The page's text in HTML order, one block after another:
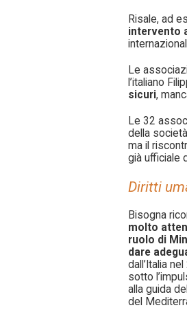
Risale, ad
intervento
Le
l’italiano
sicuri,
Le 32
della
ma il
già ufficiale
Diritti
Bisogna
molto
ruolo di
dare
dall’Italia
sotto
alla guida
del